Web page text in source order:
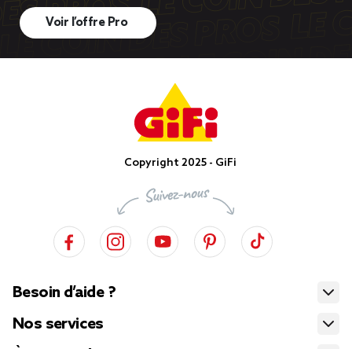
Voir l’offre Pro
Copyright 2025 - GiFi
Besoin d’aide ?
Nos services